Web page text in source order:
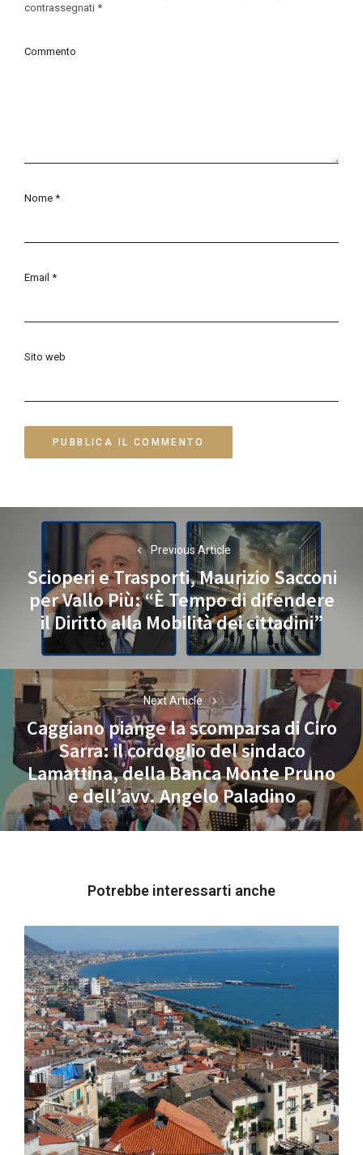
contrassegnati *
Commento
Nome *
Email *
Sito web
Navigazione
articoli
Previous Article
Previous
post:
Scioperi e Trasporti, Maurizio Sacconi
per Vallo Più: “È Tempo di difendere
il Diritto alla Mobilità dei cittadini”
Next Article
Next
post:
Caggiano piange la scomparsa di Ciro
Sarra: il cordoglio del sindaco
Lamattina, della Banca Monte Pruno
e dell’avv. Angelo Paladino
Potrebbe interessarti anche